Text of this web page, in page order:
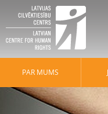
PAR MUMS